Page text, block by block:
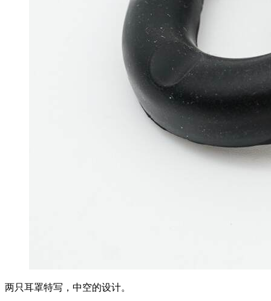
两只耳罩特写，中空的设计。